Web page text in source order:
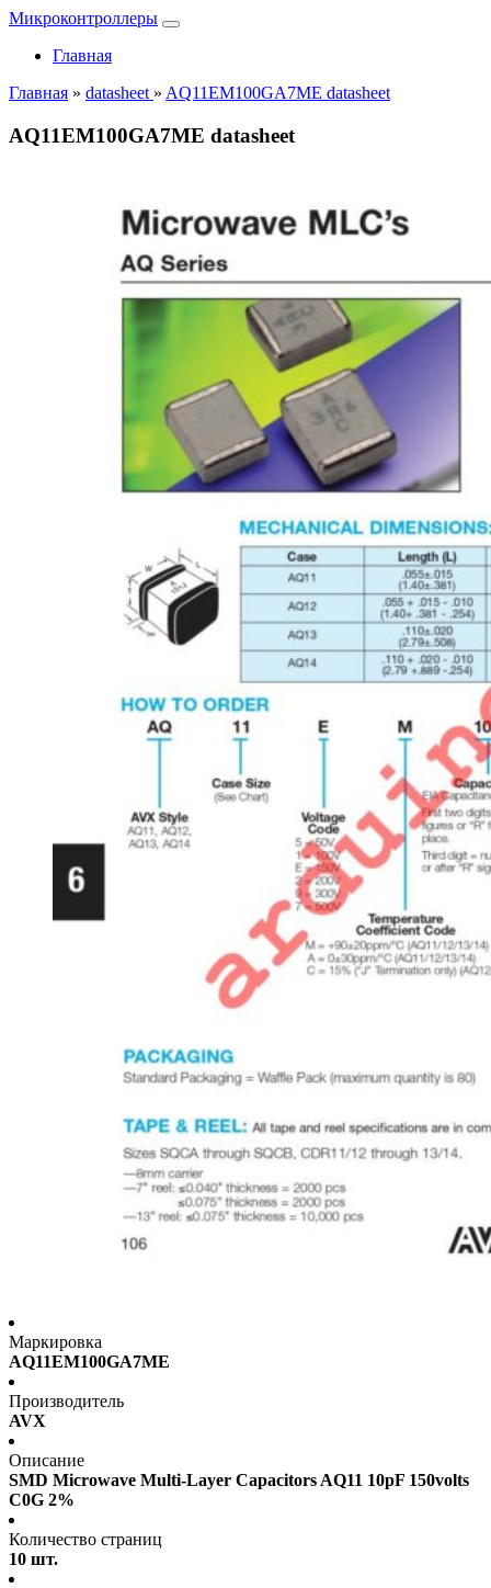
Микроконтроллеры
Главная
Главная » datasheet » AQ11EM100GA7ME datasheet
AQ11EM100GA7ME datasheet
Маркировка
AQ11EM100GA7ME
Производитель
AVX
Описание
SMD Microwave Multi-Layer Capacitors AQ11 10pF 150volts
C0G 2%
Количество страниц
10 шт.